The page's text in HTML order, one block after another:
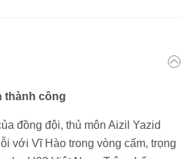
thành công
đồng đội, thủ môn Aizil Yazid
với Vĩ Hào trong vòng cấm, trọng